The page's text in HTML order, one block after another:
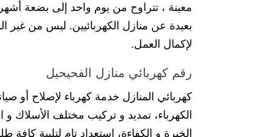
معينة ، تتراوح من يوم واحد إلى بضعة أشهر
لإكمال العمل.
رقم كهربائي منازل الفحيحيل
كهربائي المنازل خدمة كهرباء لإصلاح أو
الكهرباء، تمديد و تركيب مختلف
الخبرة و الكفاءة، إستعداد تام لتلبية كافة